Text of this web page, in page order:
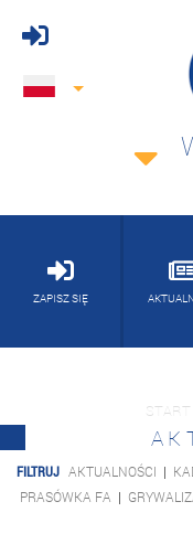
ZAPISZ SIĘ
START
FILTRUJ AKTUALNOŚCI |
PRASÓWKA FA |